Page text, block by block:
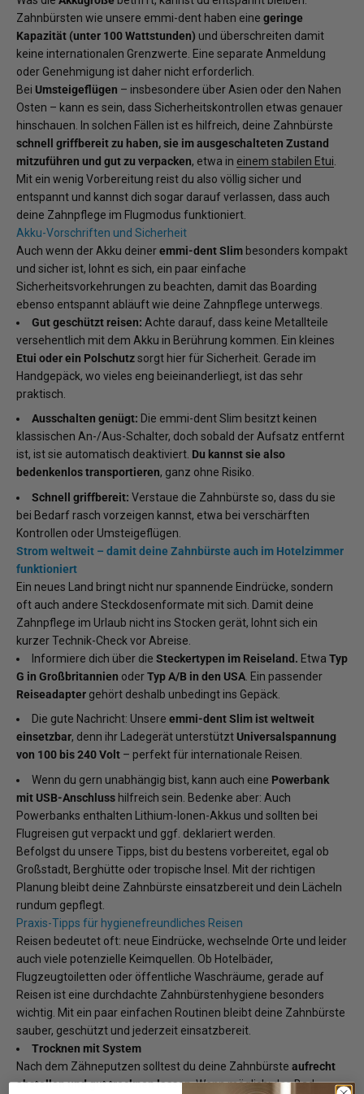
Zahnbürsten wie unsere emmi-dent haben eine geringe
Kapazität (unter 100 Wattstunden) und überschreiten damit
keine internationalen Grenzwerte. Eine separate Anmeldung
oder Genehmigung ist daher nicht erforderlich.
Bei Umsteigeflügen – insbesondere über Asien oder den Nahen
Osten – kann es sein, dass Sicherheitskontrollen etwas genauer
hinschauen. In solchen Fällen ist es hilfreich, deine Zahnbürste
schnell griffbereit zu haben, sie im ausgeschalteten Zustand
mitzuführen und gut zu verpacken, etwa in einem stabilen Etui
Mit ein wenig Vorbereitung reist du also völlig sicher und
entspannt und kannst dich sogar darauf verlassen, dass auch
deine Zahnpflege im Flugmodus funktioniert.
Akku-Vorschriften und Sicherheit
Auch wenn der Akku deineremmi-dent Slim besonders kompakt
und sicher ist, lohnt es sich, ein paar einfache
Sicherheitsvorkehrungen zu beachten, damit das Boarding
ebenso entspannt abläuft wie deine Zahnpflege unterwegs.
Gut geschützt reisen: Achte darauf, dass keine Metallteile
versehentlich mit dem Akku in Berührung kommen. Ein kleines
Etui oder ein Polschutzsorgt hier für Sicherheit. Gerade im
Handgepäck, wo vieles eng beieinanderliegt, ist das sehr
praktisch.
Ausschalten genügt: Die emmi-dent Slim besitzt keinen
klassischen An-/Aus-Schalter, doch sobald der Aufsatz entfernt
ist, ist sie automatisch deaktiviert. Du kannst sie also
bedenkenlos transportieren, ganz ohne Risiko.
Schnell griffbereit: Verstaue die Zahnbürste so, dass du sie
bei Bedarf rasch vorzeigen kannst, etwa bei verschärften
Kontrollen oder Umsteigeflügen.
Strom weltweit – damit deine Zahnbürste auch im Hotelzimmer
funktioniert
Ein neues Land bringt nicht nur spannende Eindrücke, sondern
oft auch andere Steckdosenformate mit sich. Damit deine
Zahnpflege im Urlaub nicht ins Stocken gerät, lohnt sich ein
kurzer Technik-Check vor Abreise.
Informiere dich über die Steckertypen im Reiseland. Etwa Typ
G in Großbritannien oderTyp A/B in den USA . Ein passender
Reiseadapter gehört deshalb unbedingt ins Gepäck.
Die gute Nachricht: Unsere emmi-dent Slim ist weltweit
einsetzbar, denn ihr Ladegerät unterstützt Universalspannung
von 100 bis 240 Volt – perfekt für internationale Reisen.
Wenn du gern unabhängig bist, kann auch eine Powerbank
mit USB-Anschluss hilfreich sein. Bedenke aber: Auch
Powerbanks enthalten Lithium-Ionen-Akkus und sollten bei
Flugreisen gut verpackt und ggf. deklariert werden.
Befolgst du unsere Tipps, bist du bestens vorbereitet, egal ob
Großstadt, Berghütte oder tropische Insel. Mit der richtigen
Planung bleibt deine Zahnbürste einsatzbereit und dein Lächeln
rundum gepflegt.
Praxis-Tipps für hygienefreundliches Reisen
Reisen bedeutet oft: neue Eindrücke, wechselnde Orte und leider
auch viele potenzielle Keimquellen. Ob Hotelbäder,
Flugzeugtoiletten oder öffentliche Waschräume, gerade auf
Reisen ist eine durchdachte Zahnbürstenhygiene besonders
wichtig. Mit ein paar einfachen Routinen bleibt deine Zahnbürste
sauber, geschützt und jederzeit einsatzbereit.
Trocknen mit System
Nach dem Zähneputzen solltest du deine Zahnbürste aufrecht
abstellen und gut trocknen lassen. Wenn möglich: das Bad